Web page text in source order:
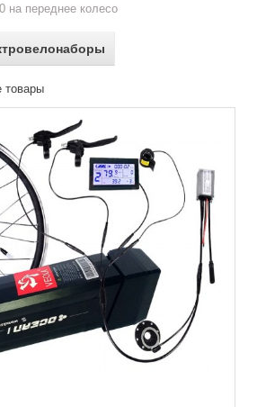
на переднее колесо
товары